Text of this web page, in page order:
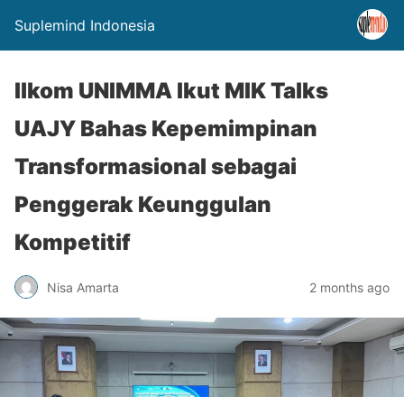
Suplemind Indonesia
Ilkom UNIMMA Ikut MIK Talks
UAJY Bahas Kepemimpinan
Transformasional sebagai
Penggerak Keunggulan
Kompetitif
Nisa Amarta 2 months ago